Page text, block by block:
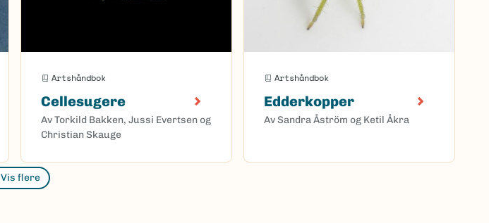
Artshåndbok
Cellesugere
Av Torkild Bakken, Jussi Evertsen og
Christian Skauge
Artshåndbok
Edderkopper
Av Sandra Åström og Ketil Åkra
Vis flere